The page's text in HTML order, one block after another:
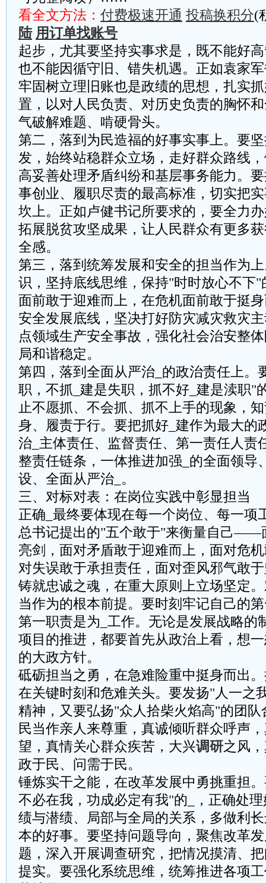
看全文方法： 付费极速开通 投稿换积分(
陆 用订单找账号
起步，尤其要坚持实事求是，既不能好
也不能因循守旧、错失机遇。正如袁家
牢固树立理旧账也是政绩的思想，扎实
置，以对人民负责、对历史负责的胸怀
气破解难题、啃硬骨头。
第二，落到为民造福的好事实事上。‌要
发，始终站稳群众立场，走好群众路线
高妥善处理矛盾纠纷和基层事务能力。
事创业、履职尽责的最高标准，切实把
坎上。正如卢健书记所要求的，要全力
拓展脱贫攻坚成果，让人民群众有更多
全感。
第三，落到统筹发展和安全的担当作为
识，坚持底线思维，保持"时时放心不下
面前敢于迎难而上，在危机面前敢于挺
安全发展底线，坚决打好防灾减灾救灾
点领域生产安全事故，强化社会治安整
局和谐稳定。
第四，落到全面从严治_的政治责任上。‌
职，不抓_建是失职，抓不好_建是渎职"
止不愿抓、不会抓、抓不上手的现象，
身、履责于行。要把抓好_建作为最大的
治_主体责任、监督责任、第一责任人责
整责任链条，一体推进加强_的全面领导
设、全面从严治_。
三、对标对表：在岗位实践中彰显担当
正确_最终要体现在每一个岗位、每一项
总书记提出的"五个敢于"来衡量自己——‌
亮剑，面对矛盾敢于迎难而上，面对危
对失误敢于承担责任，面对歪风邪气敢
铸就忠诚之魂，在重大原则上立场坚定
当作为的根本前提。要时刻牢记自己的
第一职责是为_工作。无论是发展战略的
项目的推进，都要首先从政治上看，想
的大政方针。
砥砺担当之勇，在急难险重中挺身而出
在关键时刻和危难关头。要发扬"人一之
精神，又要弘扬"众人拾柴火焰高"的团
民当作亲人来尊重，真诚倾听群众呼声
望，真情关心群众疾苦，大兴调研之风
政于民、问需于民。
锤炼实干之能，在改革发展中勇挑重担
不必在我，功成必定有我"的_，正确处
绩与潜绩、局部与全局的关系，多做利
本的好事。要坚持问题导向，聚焦改革
题，深入开展调查研究，把情况摸清、
提实。要强化系统思维，统筹推进各项